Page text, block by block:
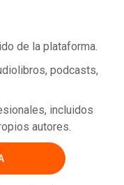
de la plataforma.
podcasts,
incluidos
autores.